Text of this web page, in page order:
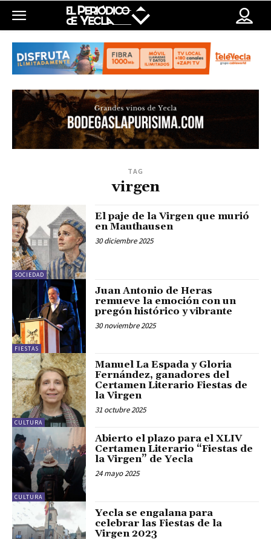
TAG
virgen
SOCIEDAD
El paje de la Virgen que murió
en Mauthausen
30 diciembre 2025
FIESTAS
Juan Antonio de Heras
remueve la emoción con un
pregón histórico y vibrante
30 noviembre 2025
CULTURA
Manuel La Espada y Gloria
Fernández, ganadores del
Certamen Literario Fiestas de
la Virgen
31 octubre 2025
CULTURA
Abierto el plazo para el XLIV
Certamen Literario “Fiestas de
la Virgen” de Yecla
24 mayo 2025
Yecla se engalana para
celebrar las Fiestas de la
Virgen 2023